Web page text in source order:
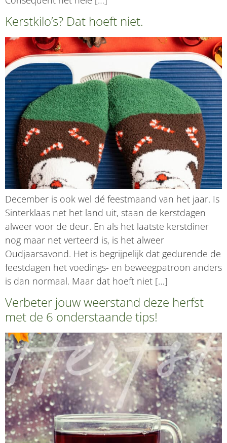
Kerstkilo’s? Dat hoeft niet.
December is ook wel dé feestmaand van het jaar. Is
Sinterklaas net het land uit, staan de kerstdagen
alweer voor de deur. En als het laatste kerstdiner
nog maar net verteerd is, is het alweer
Oudjaarsavond. Het is begrijpelijk dat gedurende de
feestdagen het voedings- en beweegpatroon anders
is dan normaal. Maar dat hoeft niet […]
Verbeter jouw weerstand deze herfst
met de 6 onderstaande tips!